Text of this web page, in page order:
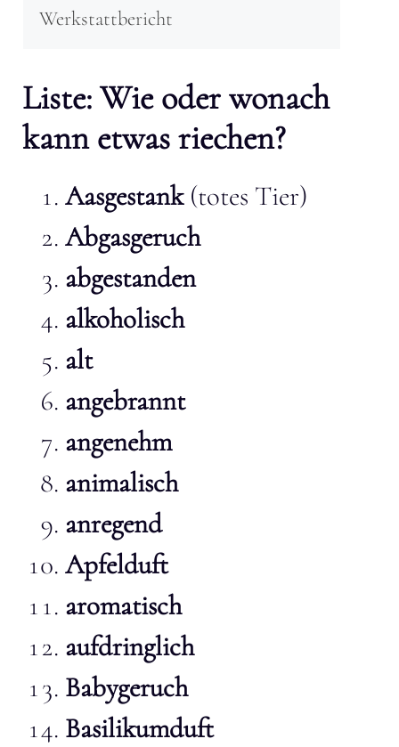
Werkstattbericht
Liste: Wie oder wonach
kann etwas riechen?
Aasgestank(totes Tier)
Abgasgeruch
abgestanden
alkoholisch
alt
angebrannt
angenehm
animalisch
anregend
Apfelduft
aromatisch
aufdringlich
Babygeruch
Basilikumduft